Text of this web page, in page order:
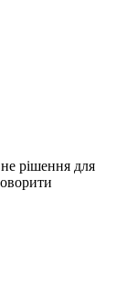
рішення для